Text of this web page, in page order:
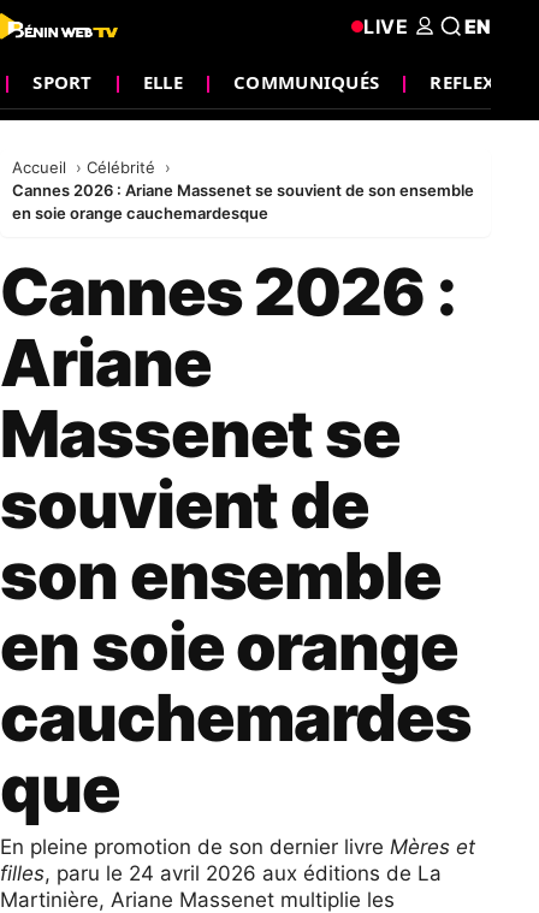
SPORT ELLE COMMUNIQUÉS REFLEXION
LIVE EN
Accueil
Célébrité
Cannes 2026 : Ariane Massenet se souvient de son ensemble
en soie orange cauchemardesque
Cannes 2026 :
Ariane
Massenet se
souvient de
son ensemble
en soie orange
cauchemardes
que
En pleine promotion de son dernier livre Mères et
filles, paru le 24 avril 2026 aux éditions de La
Martinière, Ariane Massenet multiplie les